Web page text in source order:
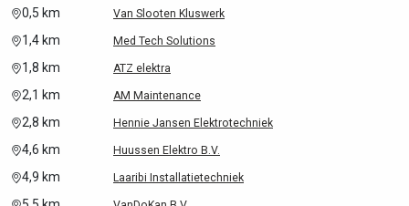
0,5 km Van Slooten Kluswerk
1,4 km Med Tech Solutions
1,8 km ATZ elektra
2,1 km AM Maintenance
2,8 km Hennie Jansen Elektrotechniek
4,6 km Huussen Elektro B.V.
4,9 km Laaribi Installatietechniek